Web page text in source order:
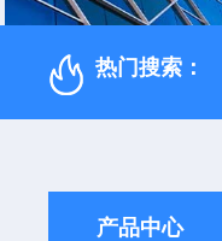
热门搜索：
产品中心